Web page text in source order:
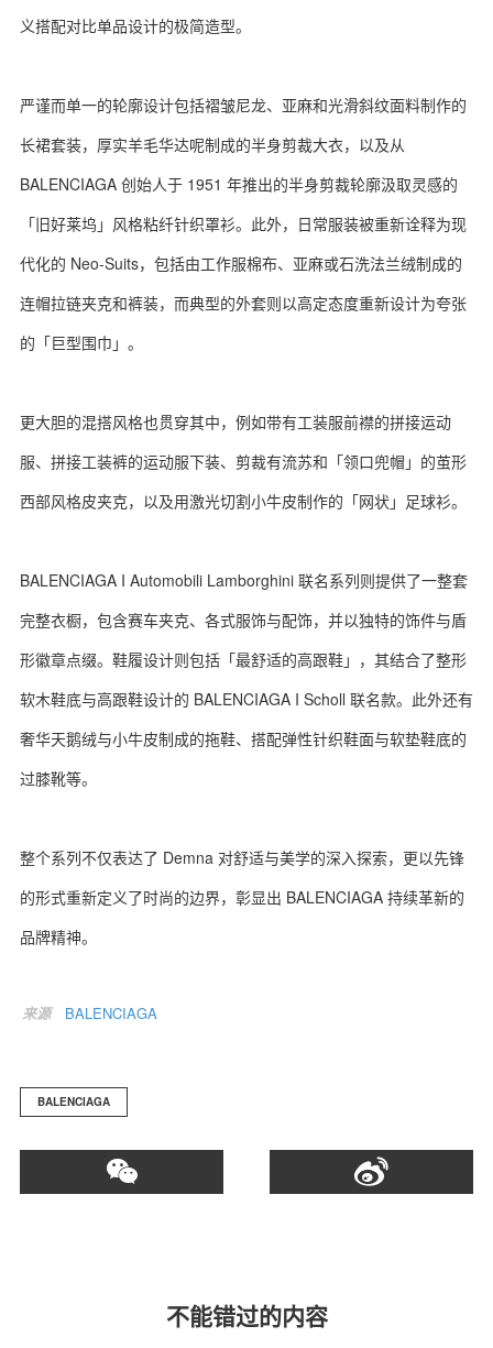
义搭配对比单品设计的极简造型。
严谨而单一的轮廓设计包括褶皱尼龙、亚麻和光滑斜纹面料制作的
长裙套装，厚实羊毛华达呢制成的半身剪裁大衣，以及从
BALENCIAGA 创始人于 1951 年推出的半身剪裁轮廓汲取灵感的
「旧好莱坞」风格粘纤针织罩衫。此外，日常服装被重新诠释为现
代化的 Neo-Suits，包括由工作服棉布、亚麻或石洗法兰绒制成的
连帽拉链夹克和裤装，而典型的外套则以高定态度重新设计为夸张
的「巨型围巾」。
更大胆的混搭风格也贯穿其中，例如带有工装服前襟的拼接运动
服、拼接工装裤的运动服下装、剪裁有流苏和「领口兜帽」的茧形
西部风格皮夹克，以及用激光切割小牛皮制作的「网状」足球衫。
BALENCIAGA I Automobili Lamborghini 联名系列则提供了一整套
完整衣橱，包含赛车夹克、各式服饰与配饰，并以独特的饰件与盾
形徽章点缀。鞋履设计则包括「最舒适的高跟鞋」，其结合了整形
软木鞋底与高跟鞋设计的 BALENCIAGA I Scholl 联名款。此外还有
奢华天鹅绒与小牛皮制成的拖鞋、搭配弹性针织鞋面与软垫鞋底的
过膝靴等。
整个系列不仅表达了 Demna 对舒适与美学的深入探索，更以先锋
的形式重新定义了时尚的边界，彰显出 BALENCIAGA 持续革新的
品牌精神。
来源 BALENCIAGA
BALENCIAGA
不能错过的内容